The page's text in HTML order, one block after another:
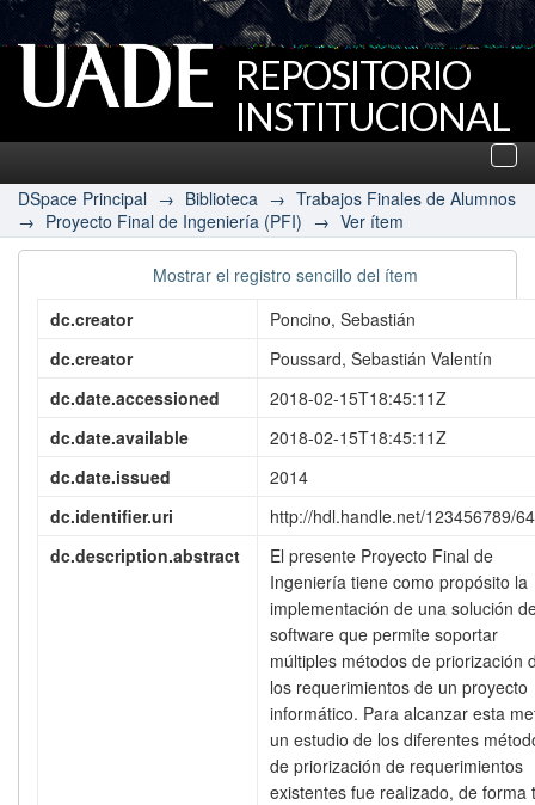
REPOSITORIO
INSTITUCIONAL
UADE
DSpace Principal → Biblioteca → Trabajos Finales de Alumnos
→ Proyecto Final de Ingeniería (PFI) → Ver ítem
Mostrar el registro sencillo del ítem
dc.creator
Poncino, Sebastián
dc.creator
Poussard, Sebastián Valentín
dc.date.accessioned
2018-02-15T18:45:11Z
dc.date.available
2018-02-15T18:45:11Z
dc.date.issued
2014
dc.identifier.uri
http://hdl.handle.net/123456789/
dc.description.abstract
El presente Proyecto Final de
Ingeniería tiene como propósito la
implementación de una solución
software que permite soportar
múltiples métodos de priorización
los requerimientos de un proyecto
informático. Para alcanzar esta
un estudio de los diferentes
de priorización de requerimientos
existentes fue realizado, de forma